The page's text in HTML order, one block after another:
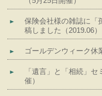
保険会社様の雑誌に「
稿しました（2019.06）
ゴールデンウィーク休
「遺言」と「相続」
催）